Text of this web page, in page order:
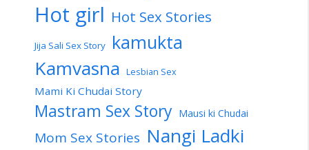
Hot girl Hot Sex Stories
Jija Sali Sex Story kamukta
Kamvasna Lesbian Sex
Mami Ki Chudai Story
Mastram Sex Story Mausi ki Chudai
Mom Sex Stories Nangi Ladki